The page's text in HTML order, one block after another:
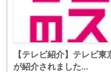
【テレビ紹介】テレビ
が紹介されました...